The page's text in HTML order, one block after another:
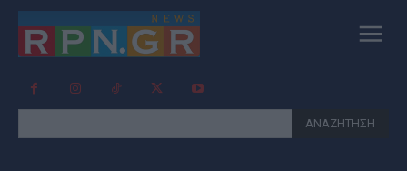
ΑΝΑΖΗΤΗΣΗ